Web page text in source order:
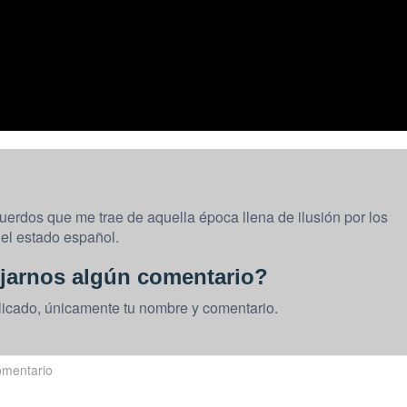
que me trae de aquella época llena de ilusión por los
estado español.
algún comentario?
únicamente tu nombre y comentario.